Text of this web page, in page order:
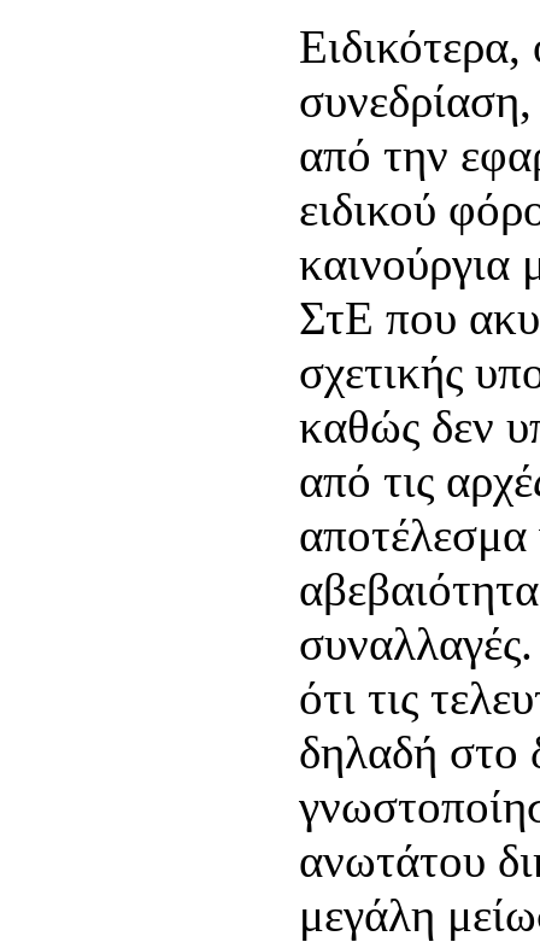
από την
ειδικού
καινούργια
ΣτΕ που
σχετικής
καθώς δεν
από τις
αποτέλεσμα
συναλλαγές.
ότι τις
δηλαδή στο
ανωτάτου
μεγάλη